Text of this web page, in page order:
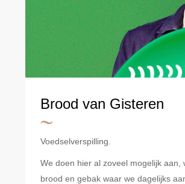
Brood van Gisteren
Voedselverspilling.
We doen hier al zoveel mogelijk
brood en gebak waar we dagelijks